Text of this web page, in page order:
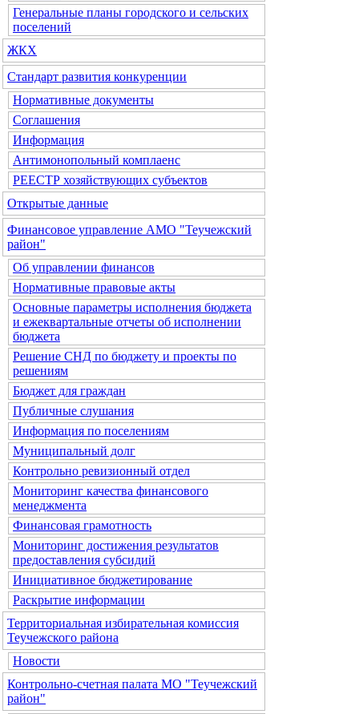
Генеральные планы городского и сельских
поселений
ЖКХ
Стандарт развития конкуренции
Нормативные документы
Соглашения
Информация
Антимонопольный комплаенс
РЕЕСТР хозяйствующих субъектов
Открытые данные
Финансовое управление АМО "Теучежский
район"
Об управлении финансов
Нормативные правовые акты
Основные параметры исполнения бюджета
и ежеквартальные отчеты об исполнении
бюджета
Решение СНД по бюджету и проекты по
решениям
Бюджет для граждан
Публичные слушания
Информация по поселениям
Муниципальный долг
Контрольно ревизионный отдел
Мониторинг качества финансового
менеджмента
Финансовая грамотность
Мониторинг достижения результатов
предоставления субсидий
Инициативное бюджетирование
Раскрытие информации
Территориальная избирательная комиссия
Теучежского района
Новости
Контрольно-счетная палата МО "Теучежский
район"